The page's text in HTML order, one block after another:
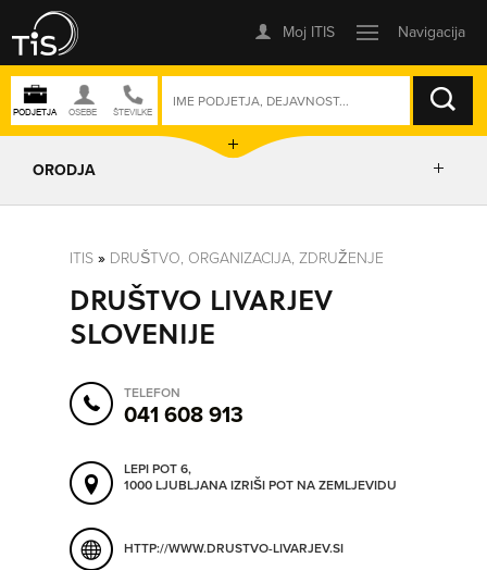
ISKANJE
ORODJA
IZRIŠI POT
SHRANI V MOJ ITIS
ITIS » DRUŠTVO, ORGANIZACIJA, ZDRUŽENJE
DRUŠTVO LIVARJEV
SLOVENIJE
TELEFON
041 608 913
LEPI POT 6,
1000 LJUBLJANAIZRIŠI POT NA ZEMLJEVIDU
HTTP://WWW.DRUSTVO-LIVARJEV.SI